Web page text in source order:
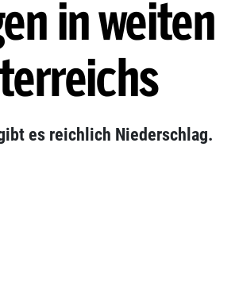
in weiten
es reichlich Niederschlag.